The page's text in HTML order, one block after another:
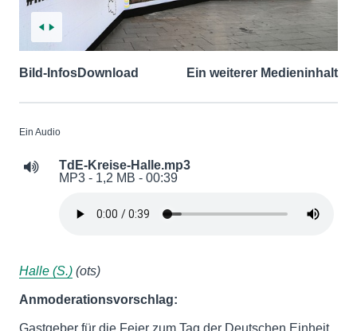
Bild-InfosDownload Ein weiterer Medieninhalt
Ein Audio
TdE-Kreise-Halle.mp3
MP3 - 1,2 MB - 00:39
Halle (S.) (ots)
Anmoderationsvorschlag:
Gastgeber für die Feier zum Tag der Deutschen Einheit